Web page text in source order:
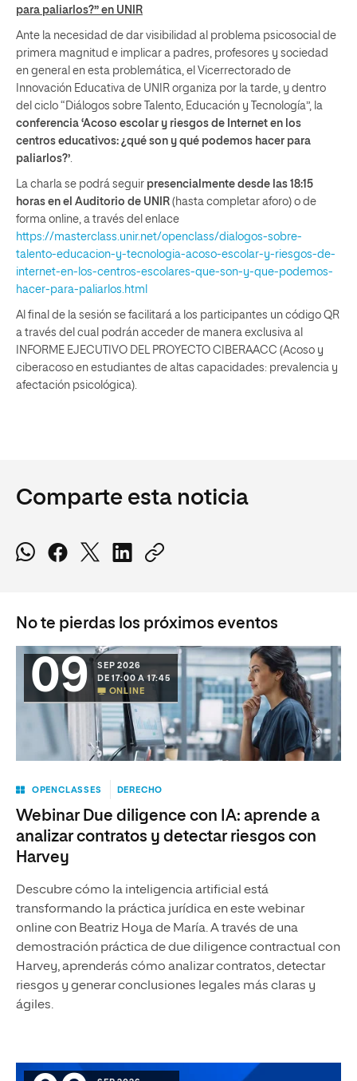
para paliarlos?” en UNIR
Ante la necesidad de dar visibilidad al problema psicosocial de
primera magnitud e implicar a padres, profesores y sociedad
en general en esta problemática, el Vicerrectorado de
Innovación Educativa de UNIR organiza por la tarde, y dentro
del ciclo “Diálogos sobre Talento, Educación y Tecnología”, la
conferencia ‘Acoso escolar y riesgos de Internet en los
centros educativos: ¿qué son y qué podemos hacer para
paliarlos?’.
La charla se podrá seguir presencialmente desde las 18:15
horas en el Auditorio de UNIR (hasta completar aforo) o de
forma online, a través del enlace
https://masterclass.unir.net/openclass/dialogos-sobre-
talento-educacion-y-tecnologia-acoso-escolar-y-riesgos-de-
internet-en-los-centros-escolares-que-son-y-que-podemos-
hacer-para-paliarlos.html
Al final de la sesión se facilitará a los participantes un código QR
a través del cual podrán acceder de manera exclusiva al
INFORME EJECUTIVO DEL PROYECTO CIBERAACC (Acoso y
ciberacoso en estudiantes de altas capacidades: prevalencia y
afectación psicológica).
Comparte esta noticia
No te pierdas los próximos eventos
09
SEP 2026
DE 17:00 A 17:45
ONLINE
OPENCLASSES DERECHO
Webinar Due diligence con IA: aprende a
analizar contratos y detectar riesgos con
Harvey
Descubre cómo la inteligencia artificial está
transformando la práctica jurídica en este webinar
online con Beatriz Hoya de María. A través de una
demostración práctica de due diligence contractual con
Harvey, aprenderás cómo analizar contratos, detectar
riesgos y generar conclusiones legales más claras y
ágiles.